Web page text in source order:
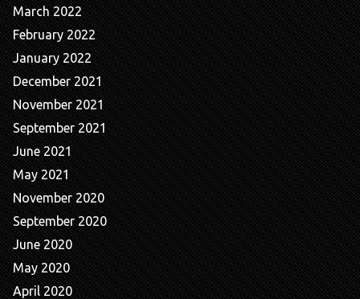
March 2022
February 2022
January 2022
December 2021
November 2021
September 2021
June 2021
May 2021
November 2020
September 2020
June 2020
May 2020
April 2020